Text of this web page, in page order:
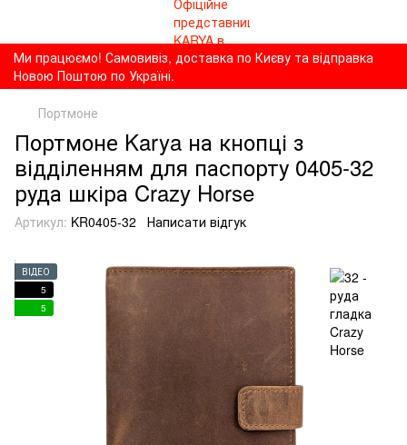
Ми працюємо! Самовивіз, доставка по Києву та відправка
Новою Поштою по Україні.
Портмоне
Портмоне Karya на кнопці з
відділенням для паспорту 0405-32
руда шкіра Crazy Horse
Артикул: KR0405-32 Написати відгук
ВІДЕО
5
5